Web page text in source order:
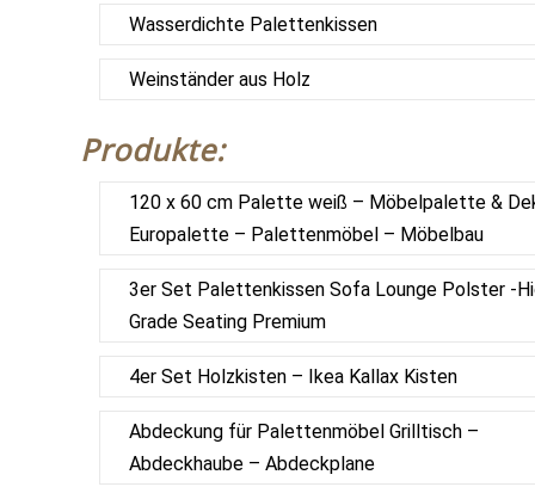
Wasserdichte Palettenkissen
Weinständer aus Holz
Produkte:
120 x 60 cm Palette weiß – Möbelpalette &
Europalette – Palettenmöbel – Möbelbau
3er Set Palettenkissen Sofa Lounge Polster -
Grade Seating Premium
4er Set Holzkisten – Ikea Kallax Kisten
Abdeckung für Palettenmöbel Grilltisch –
Abdeckhaube – Abdeckplane